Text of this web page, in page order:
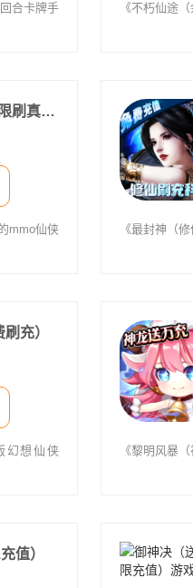
合卡牌手
《不朽仙途
戮天之剑（飞升无限刷真充）
mmo仙侠
《最封神（
充）
幻想仙侠
《黎明风暴
值）